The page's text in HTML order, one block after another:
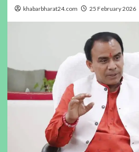
khabarbharat24.com 25 February 2026